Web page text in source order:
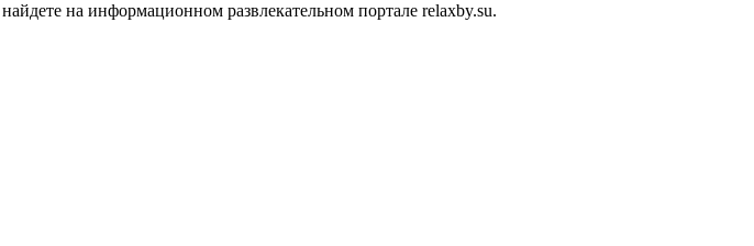
на информационном развлекательном портале relaxby.su.